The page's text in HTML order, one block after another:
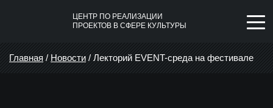
ЦЕНТР ПО РЕАЛИЗАЦИИ
ПРОЕКТОВ В СФЕРЕ КУЛЬТУРЫ
Главная / Новости / Лекторий EVENT-среда на фестивале